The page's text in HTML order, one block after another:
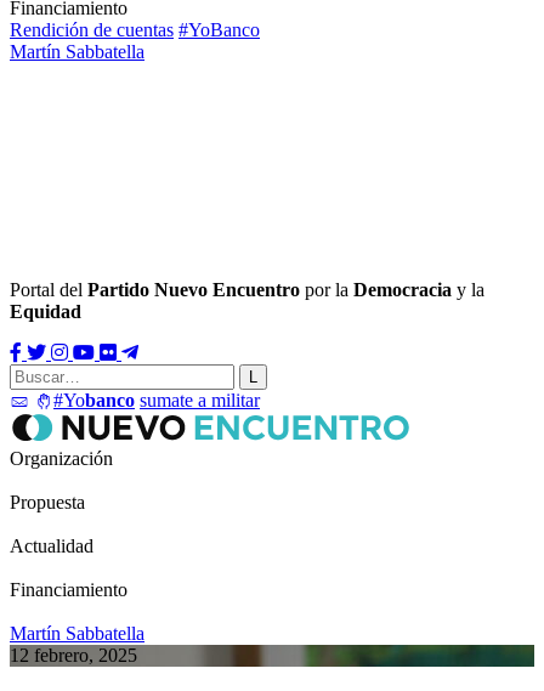
Financiamiento
Rendición de cuentas #YoBanco
Martín Sabbatella
Portal del Partido Nuevo Encuentro por la Democracia y la
Equidad
#Yobanco sumate a militar
Organización
Propuesta
Actualidad
Financiamiento
Martín Sabbatella
12 febrero, 2025